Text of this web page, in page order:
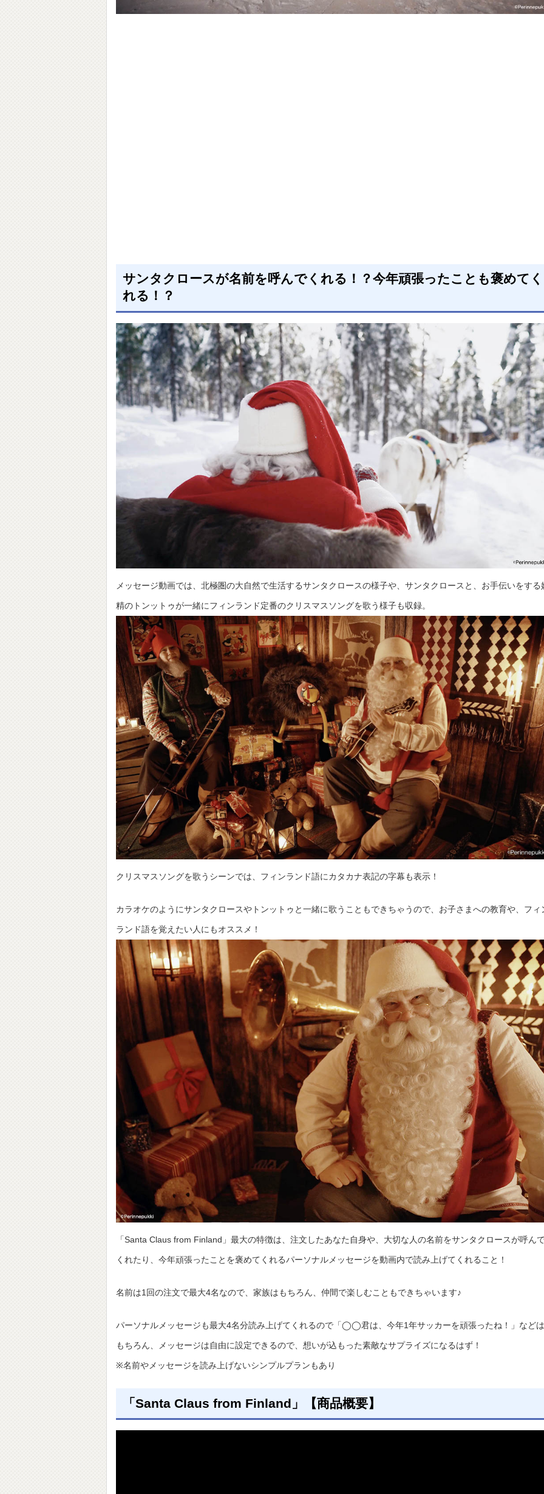
サンタクロースが名前を呼んでくれる！？今年頑張ったことも褒めてく
れる！？
メッセージ動画では、北極圏の大自然で生活するサンタクロースの様子や、サンタクロースと、お手伝いをする
精のトンットゥが一緒にフィンランド定番のクリスマスソングを歌う様子も収録。
クリスマスソングを歌うシーンでは、フィンランド語にカタカナ表記の字幕も表示！
カラオケのようにサンタクロースやトンットゥと一緒に歌うこともできちゃうので、お子さまへの教育や、フィ
ランド語を覚えたい人にもオススメ！
「Santa Claus from Finland」最大の特徴は、注文したあなた自身や、大切な人の名前をサンタクロースが呼ん
くれたり、今年頑張ったことを褒めてくれるパーソナルメッセージを動画内で読み上げてくれること！
名前は1回の注文で最大4名なので、家族はもちろん、仲間で楽しむこともできちゃいます♪
パーソナルメッセージも最大4名分読み上げてくれるので「◯◯君は、今年1年サッカーを頑張ったね！」などは
もちろん、メッセージは自由に設定できるので、想いが込もった素敵なサプライズになるはず！
※名前やメッセージを読み上げないシンプルプランもあり
「Santa Claus from Finland」【商品概要】